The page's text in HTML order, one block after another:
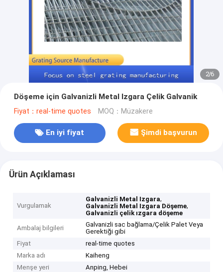
2/6
Döşeme için Galvanizli Metal Izgara Çelik Galvanik
Fiyat：real-time quotes MOQ：Müzakere
En iyi fiyat Şimdi başvurun
Ürün Açıklaması
Vurgulamak
Galvanizli Metal Izgara,
Galvanizli Metal Izgara Döşeme,
Galvanizli çelik ızgara döşeme
Ambalaj bilgileri
Galvanizli sac bağlama/Çelik Palet Veya
Gerektiği gibi
Fiyat
real-time quotes
Marka adı
Kaiheng
Menşe yeri
Anping, Hebei